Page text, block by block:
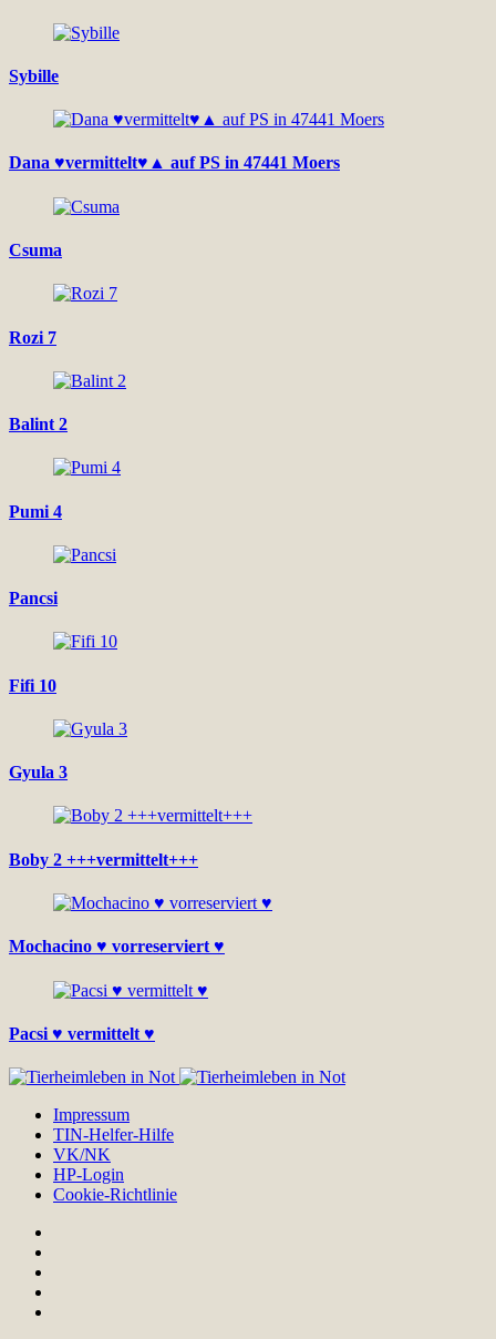
Sybille
Dana ♥vermittelt♥▲ auf PS in 47441 Moers
Csuma
Rozi 7
Balint 2
Pumi 4
Pancsi
Fifi 10
Gyula 3
Boby 2 +++vermittelt+++
Mochacino ♥ vorreserviert ♥
Pacsi ♥ vermittelt ♥
Impressum
TIN-Helfer-Hilfe
VK/NK
HP-Login
Cookie-Richtlinie